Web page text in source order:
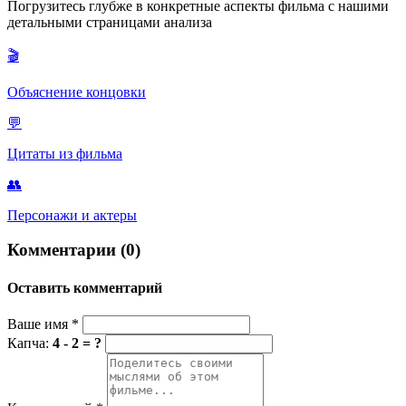
которые происходили прямо во время выступлений. Давление
от гастролей и необходимость постоянно «делать
сцены, чтобы сосредоточиться на своём здоровье и других
Погрузитесь глубже в конкретные аспекты фильма с нашими
детальными страницами анализа
🎬
Объяснение концовки
💬
Цитаты из фильма
👥
Персонажи и актеры
Комментарии (0)
Оставить комментарий
Ваше имя *
Капча: 4 - 2 = ?